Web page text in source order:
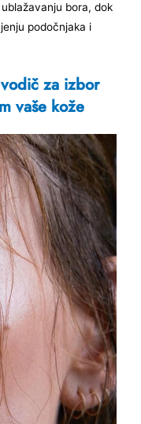
bora, dok
podočnjaka i
vodič za izbor
vaše kože